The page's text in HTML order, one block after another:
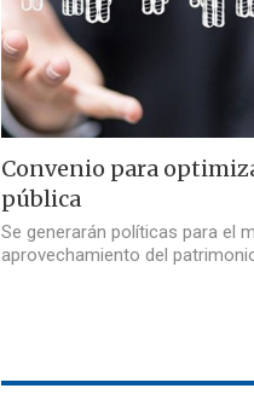
Convenio para
pública
Se generarán políticas para el
aprovechamiento del